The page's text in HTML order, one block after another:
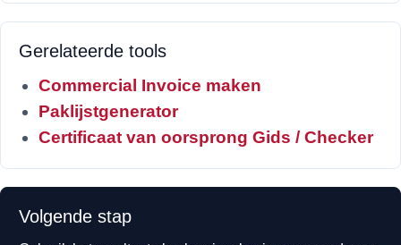
Gerelateerde tools
Commercial Invoice maken
Paklijstgenerator
Certificaat van oorsprong Gids / Checker
Volgende stap